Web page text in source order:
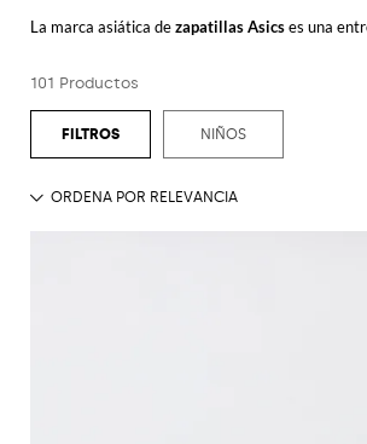
La marca asiática dezapatillas Asicses una
Hojea nuestra selección de zapatos Asics
101 Productos
NIÑOS